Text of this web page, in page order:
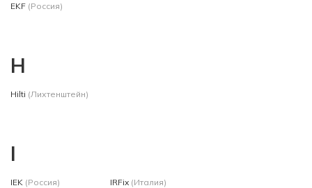
EKF (Россия)
H
Hilti (Лихтенштейн)
I
IEK (Россия) IRFix (Италия)